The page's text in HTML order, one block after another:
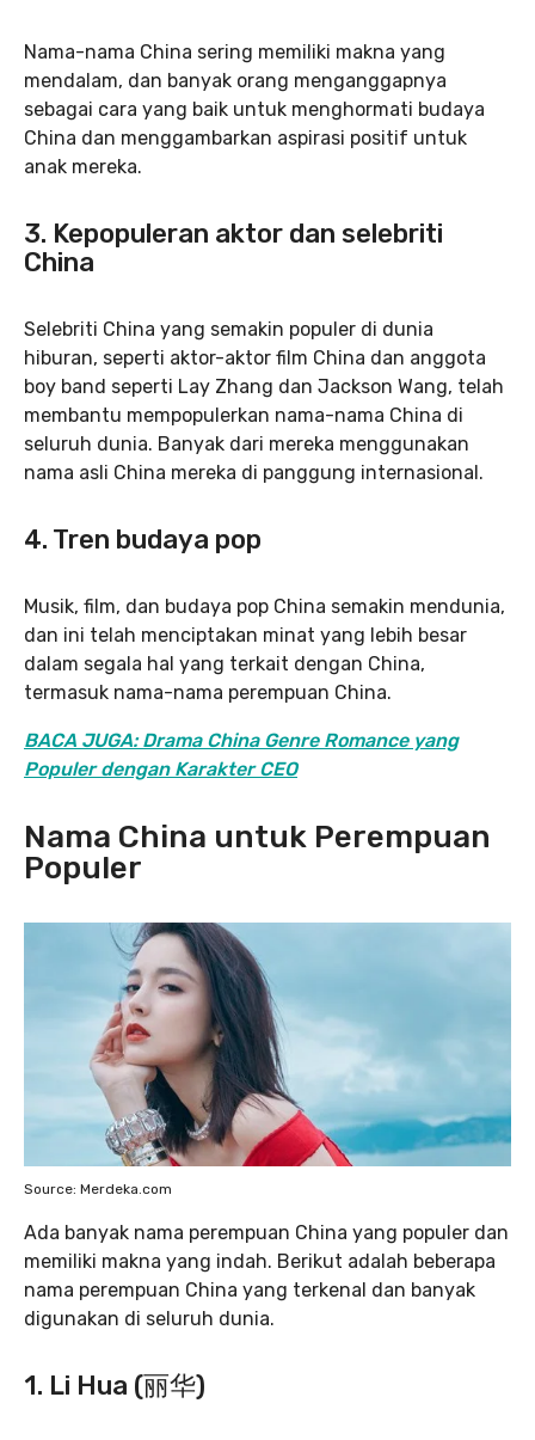
Nama-nama China sering memiliki makna yang
mendalam, dan banyak orang menganggapnya
sebagai cara yang baik untuk menghormati budaya
China dan menggambarkan aspirasi positif untuk
anak mereka.
3. Kepopuleran aktor dan selebriti
China
Selebriti China yang semakin populer di dunia
hiburan, seperti aktor-aktor film China dan anggota
boy band seperti Lay Zhang dan Jackson Wang, telah
membantu mempopulerkan nama-nama China di
seluruh dunia. Banyak dari mereka menggunakan
nama asli China mereka di panggung internasional.
4. Tren budaya pop
Musik, film, dan budaya pop China semakin mendunia,
dan ini telah menciptakan minat yang lebih besar
dalam segala hal yang terkait dengan China,
termasuk nama-nama perempuan China.
BACA JUGA: Drama China Genre Romance yang
Populer dengan Karakter CEO
Nama China untuk Perempuan
Populer
Source: Merdeka.com
Ada banyak nama perempuan China yang populer dan
memiliki makna yang indah. Berikut adalah beberapa
nama perempuan China yang terkenal dan banyak
digunakan di seluruh dunia.
1. Li Hua (丽华)